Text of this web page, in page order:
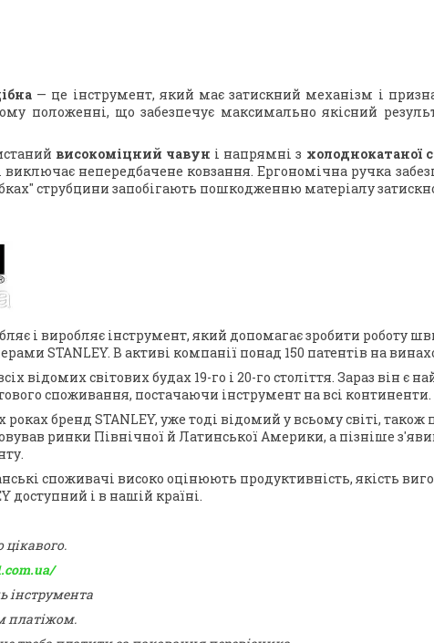
— це інструмент, який має затискний механізм і
положенні, що забезпечує максимально якісний
високоміцний чавун і напрямні з холоднокатаної
виключає непередбачене ковзання. Ергономічна ручка
струбцини запобігають пошкодженню матеріалу
і виробляє інструмент, який допомагає зробити роботу
STANLEY. В активі компанії понад 150 патентів на
відомих світових будах 19-го і 20-го століття. Зараз він
споживання, постачаючи інструмент на всі континенти.
бренд STANLEY, уже тоді відомий у всьому світі,
ринки Північної й Латинської Америки, а пізніше
споживачі високо оцінюють продуктивність, якість
доступний і в нашій країні.
цікавого.
інструмента
платіжом.